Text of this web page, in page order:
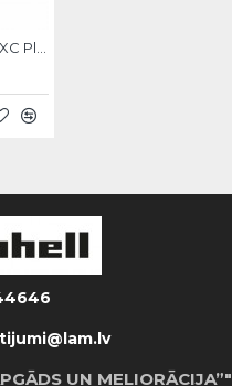
UN MELIORĀCIJA”"